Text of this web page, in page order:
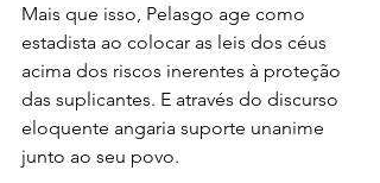
Mais que isso, Pelasgo age como
estadista ao colocar as leis dos céus
acima dos riscos inerentes à proteção
das suplicantes. E através do discurso
eloquente angaria suporte unanime
junto ao seu povo.